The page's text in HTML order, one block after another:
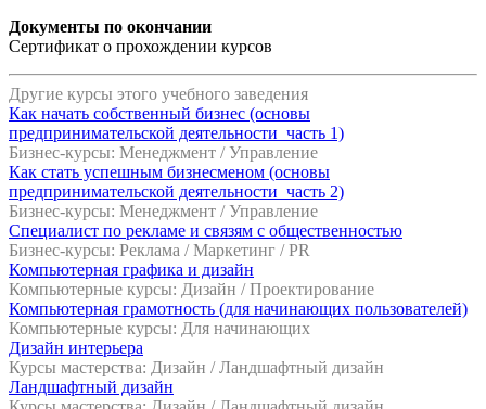
Документы по окончании
Сертификат о прохождении курсов
Другие курсы этого учебного заведения
Как начать собственный бизнес (основы
предпринимательской деятельности_часть 1)
Бизнес-курсы: Менеджмент / Управление
Как стать успешным бизнесменом (основы
предпринимательской деятельности_часть 2)
Бизнес-курсы: Менеджмент / Управление
Специалист по рекламе и связям с общественностью
Бизнес-курсы: Реклама / Маркетинг / PR
Компьютерная графика и дизайн
Компьютерные курсы: Дизайн / Проектирование
Компьютерная грамотность (для начинающих пользователей)
Компьютерные курсы: Для начинающих
Дизайн интерьера
Курсы мастерства: Дизайн / Ландшафтный дизайн
Ландшафтный дизайн